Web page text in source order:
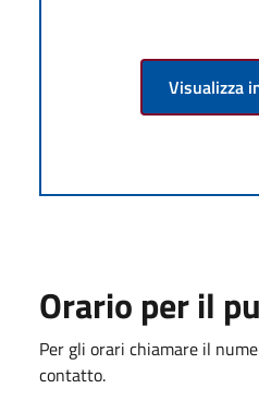
Visualizza
Orario per il
Per gli orari chiamare il
contatto.